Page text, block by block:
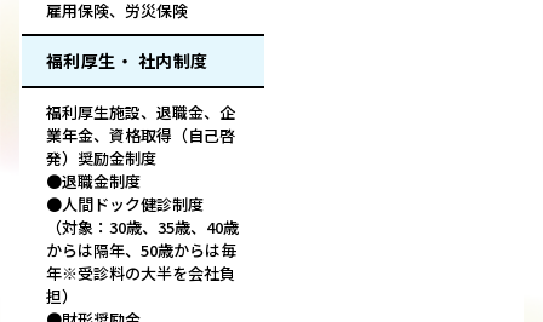
雇用保険、労災保険
福利厚生・ 社内制度
福利厚生施設、退職金、企
業年金、資格取得（自己啓
発）奨励金制度
●退職金制度
●人間ドック健診制度
（対象：30歳、35歳、40歳
からは隔年、50歳からは毎
年※受診料の大半を会社負
担）